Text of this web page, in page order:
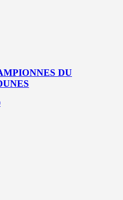
DU